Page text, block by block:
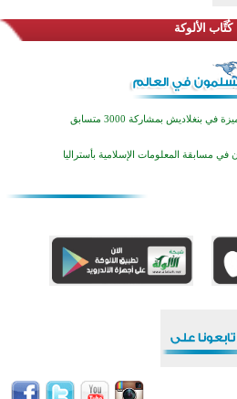
كُتَّاب الألوكة
بنغلاديش بمشاركة 3000 متسابق
يفتتح أبوابه بعد سنوات من العمل والعطاء
حفظ وتلاوة القرآن الكريم في أزناكاييف